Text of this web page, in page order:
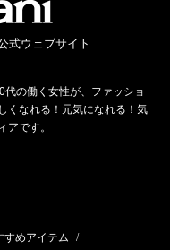
式ウェブサイト
の働く女性が、ファッショ
くなれる！元気になれる！気
アです。
すめアイテム /